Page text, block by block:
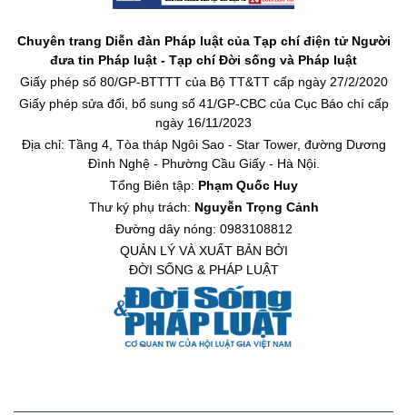
Chuyên trang Diễn đàn Pháp luật của Tạp chí điện tử Người
đưa tin Pháp luật - Tạp chí Đời sống và Pháp luật
Giấy phép số 80/GP-BTTTT của Bộ TT&TT cấp ngày 27/2/2020
Giấy phép sửa đổi, bổ sung số 41/GP-CBC của Cục Báo chí cấp
ngày 16/11/2023
Địa chỉ: Tầng 4, Tòa tháp Ngôi Sao - Star Tower, đường Dương
Đình Nghệ - Phường Cầu Giấy - Hà Nội.
Tổng Biên tập: Phạm Quốc Huy
Thư ký phụ trách: Nguyễn Trọng Cảnh
Đường dây nóng: 0983108812
QUẢN LÝ VÀ XUẤT BẢN BỞI
ĐỜI SỐNG & PHÁP LUẬT